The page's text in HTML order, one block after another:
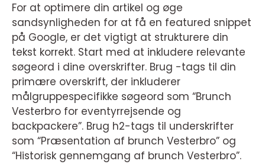
For at optimere din artikel og øge
sandsynligheden for at få en featured snippet
på Google, er det vigtigt at strukturere din
tekst korrekt. Start med at inkludere relevante
søgeord i dine overskrifter. Brug -tags til din
primære overskrift, der inkluderer
målgruppespecifikke søgeord som “Brunch
Vesterbro for eventyrrejsende og
backpackere”. Brug h2-tags til underskrifter
som “Præsentation af brunch Vesterbro” og
“Historisk gennemgang af brunch Vesterbro”.